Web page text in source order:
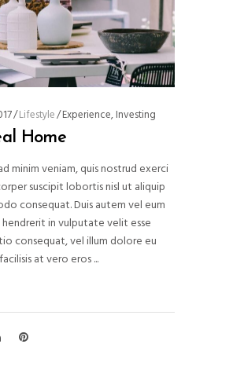
Lifestyle Experience,Investing
Home
minim veniam, quis nostrud exerci
suscipit lobortis nisl ut aliquip
consequat. Duis autem vel eum
in vulputate velit esse
consequat, vel illum dolore eu
at vero eros